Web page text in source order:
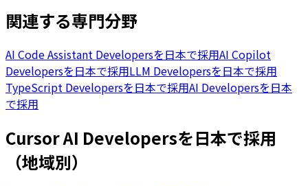
関連する専門分野
AI Code Assistant Developersを日本で採用AI Copilot
Developersを日本で採用LLM Developersを日本で採用
TypeScript Developersを日本で採用AI Developersを日本
で採用
Cursor AI Developersを日本で採用
（地域別）